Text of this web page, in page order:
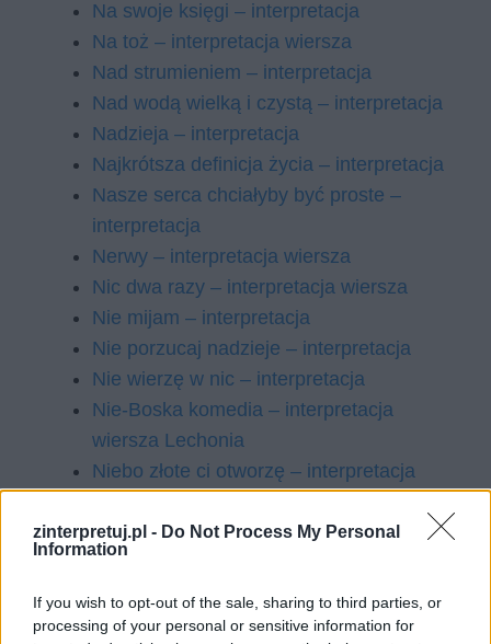
zinterpretuj.pl - Do Not Process My Personal
Information
If you wish to opt-out of the sale, sharing to third parties, or
processing of your personal or sensitive information for
Na swoje księgi – interpretacja
Na toż – interpretacja wiersza
Nad strumieniem – interpretacja
Nad wodą wielką i czystą – interpretacja
Nadzieja – interpretacja
Najkrótsza definicja życia – interpretacja
Nasze serca chciałyby być proste –
interpretacja
Nerwy – interpretacja wiersza
Nic dwa razy – interpretacja wiersza
Nie mijam – interpretacja
Nie porzucaj nadzieje – interpretacja
Nie wierzę w nic – interpretacja
Nie-Boska komedia – interpretacja
wiersza Lechonia
Niebo złote ci otworzę – interpretacja
Niepewność – interpretacja
Niestatek (Oczy są ogień, czoło jest
zwierciadłem) – interpretacja